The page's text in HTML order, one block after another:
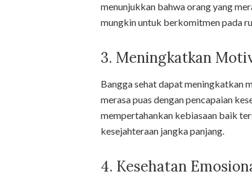
menunjukkan bahwa orang yang
mungkin untuk berkomitmen pada
3. Meningkatkan
Bangga sehat dapat meningkatkan
merasa puas dengan pencapaian
mempertahankan kebiasaan baik
kesejahteraan jangka panjang.
4. Kesehatan